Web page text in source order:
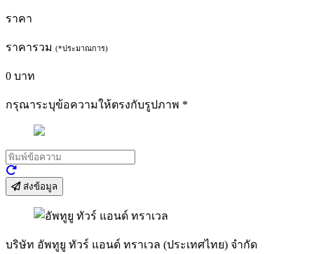
ราคา
ราคารวม (*ประมาณการ)
0 บาท
กรุณาระบุข้อความให้ตรงกับรูปภาพ *
ส่งข้อมูล
บริษัท อัพทูยู ทัวร์ แอนด์ ทราเวล (ประเทศไทย) จำกัด